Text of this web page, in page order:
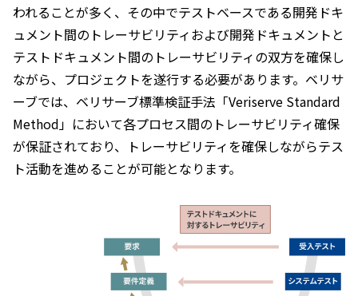
われることが多く、その中でテストベースである開発ドキ
ュメント間のトレーサビリティおよび開発ドキュメントと
テストドキュメント間のトレーサビリティの双方を確保し
ながら、プロジェクトを遂行する必要があります。ベリサ
ーブでは、ベリサーブ標準検証手法「Veriserve Standard
Method」において各プロセス間のトレーサビリティ確保
が保証されており、トレーサビリティを確保しながらテス
ト活動を進めることが可能となります。